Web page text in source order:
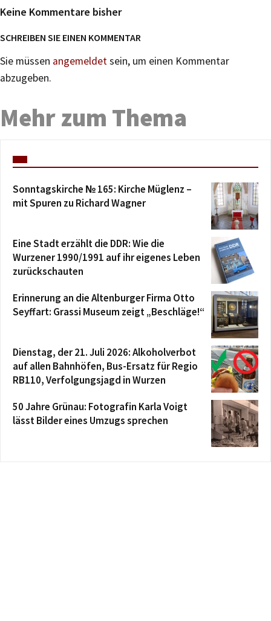
Keine Kommentare bisher
SCHREIBEN SIE EINEN KOMMENTAR
Sie müssen angemeldetsein, um einen Kommentar
abzugeben.
Mehr zum Thema
Sonntagskirche № 165: Kirche Müglenz –
mit Spuren zu Richard Wagner
Eine Stadt erzählt die DDR: Wie die
Wurzener 1990/1991 auf ihr eigenes Leben
zurückschauten
Erinnerung an die Altenburger Firma Otto
Seyffart: Grassi Museum zeigt „Beschläge!“
Dienstag, der 21. Juli 2026: Alkoholverbot
auf allen Bahnhöfen, Bus-Ersatz für Regio
RB110, Verfolgungsjagd in Wurzen
50 Jahre Grünau: Fotografin Karla Voigt
lässt Bilder eines Umzugs sprechen